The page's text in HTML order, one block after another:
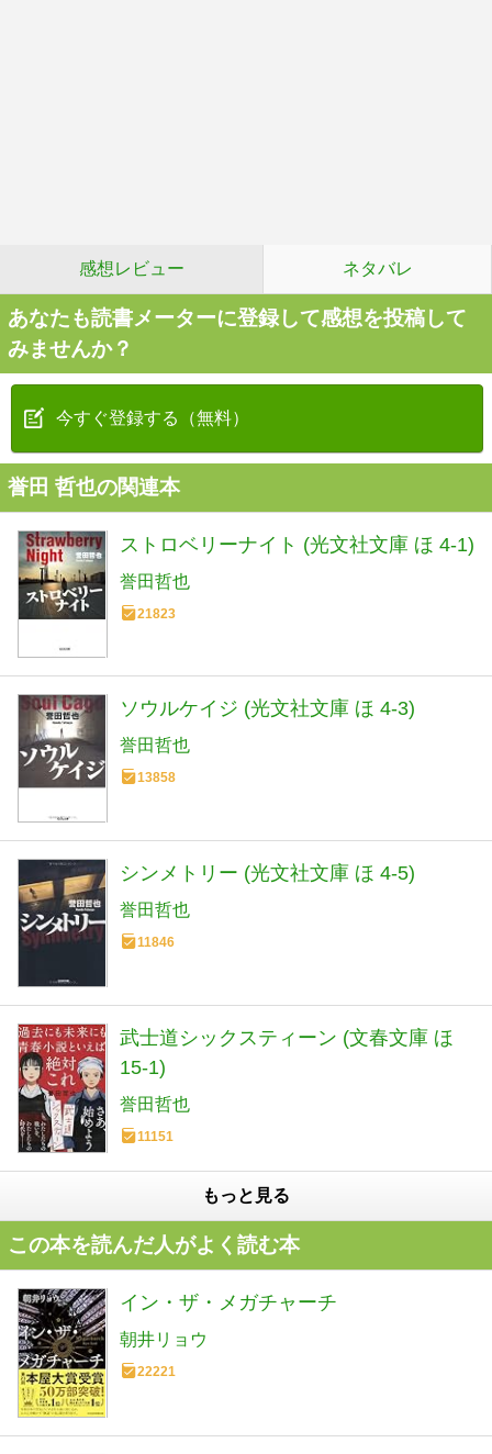
感想レビュー ネタバレ
あなたも読書メーターに登録して感想を投稿して
みませんか？
今すぐ登録する（無料）
誉田 哲也の関連本
ストロベリーナイト (光文社文庫 ほ 4-1)
誉田哲也
21823
ソウルケイジ (光文社文庫 ほ 4-3)
誉田哲也
13858
シンメトリー (光文社文庫 ほ 4-5)
誉田哲也
11846
武士道シックスティーン (文春文庫 ほ
15-1)
誉田哲也
11151
もっと見る
この本を読んだ人がよく読む本
イン・ザ・メガチャーチ
朝井リョウ
22221